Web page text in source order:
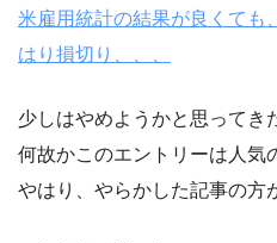
米雇用統計の結果が良くても
はり損切り、、、
少しはやめようかと思ってき
何故かこのエントリーは人気
やはり、やらかした記事の方